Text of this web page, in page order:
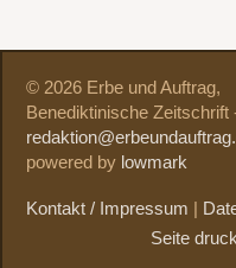
© 2026 Erbe und Auftrag,
Benediktinische
powered by lowmark
Kontakt / Impressum
Seite